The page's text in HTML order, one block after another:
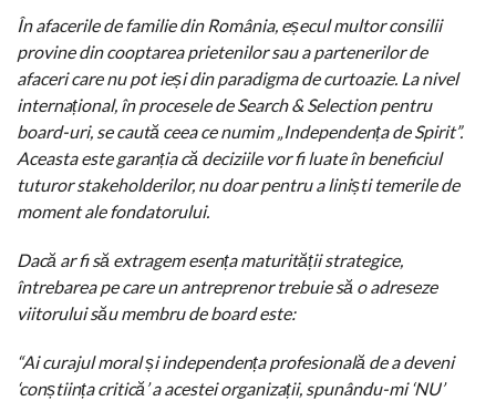
În afacerile de familie din România, eșecul multor consilii
provine din cooptarea prietenilor sau a partenerilor de
afaceri care nu pot ieși din paradigma de curtoazie. La nivel
internațional, în procesele de Search & Selection pentru
board-uri, se caută ceea ce numim „Independența de Spirit”.
Aceasta este garanția că deciziile vor fi luate în beneficiul
tuturor stakeholderilor, nu doar pentru a liniști temerile de
moment ale fondatorului.
Dacă ar fi să extragem esența maturității strategice,
întrebarea pe care un antreprenor trebuie să o adreseze
viitorului său membru de board este:
“Ai curajul moral și independența profesională de a deveni
‘conștiința critică’ a acestei organizații, spunându-mi ‘NU’